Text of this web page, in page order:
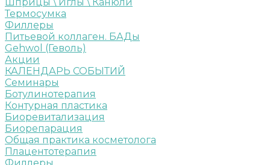
Термосумка
Филлеры
Питьевой коллаген. БАДы
Gehwol (Геволь)
Акции
КАЛЕНДАРЬ СОБЫТИЙ
Семинары
Ботулинотерапия
Контурная пластика
Биоревитализация
Биорепарация
Общая практика косметолога
Плацентотерапия